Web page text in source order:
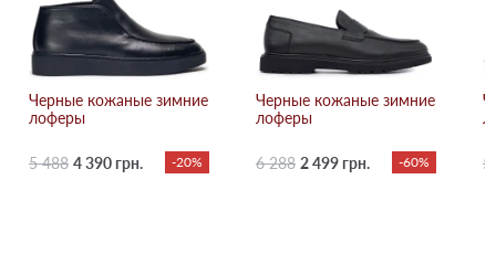
Черные кожаные зимние
лоферы
5 488 4 390 грн. -20%
Черные кожаные зимние
лоферы
6 288 2 499 грн. -60% 5